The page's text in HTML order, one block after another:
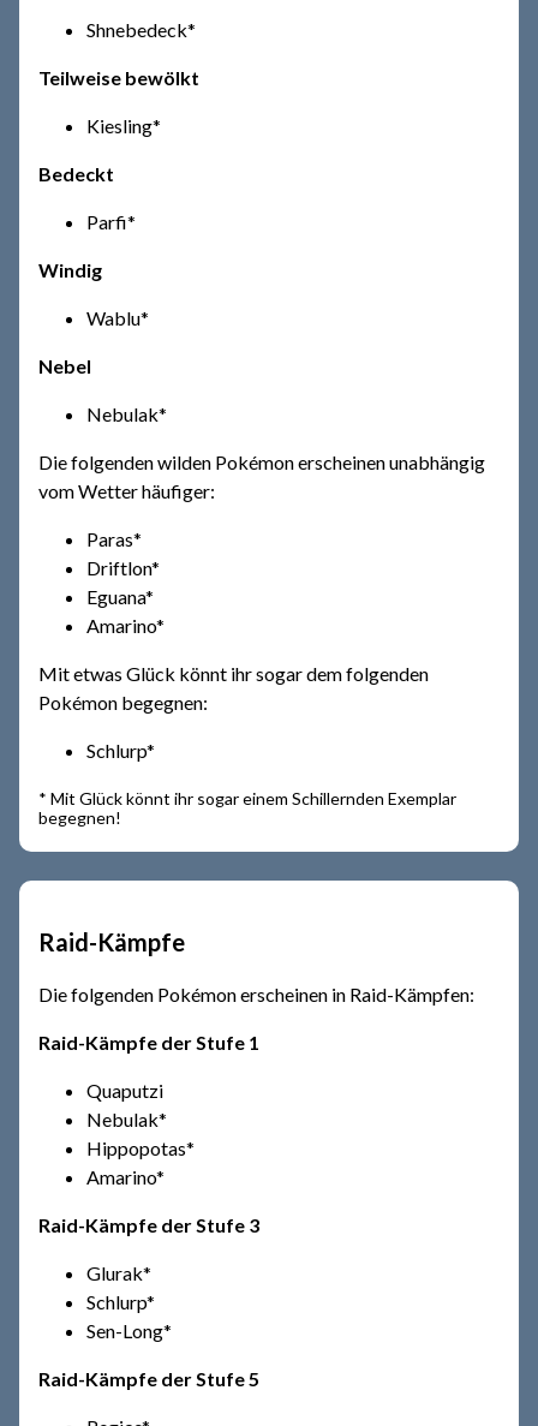
Shnebedeck*
Teilweise bewölkt
Kiesling*
Bedeckt
Parfi*
Windig
Wablu*
Nebel
Nebulak*
Die folgenden wilden Pokémon erscheinen unabhängig
vom Wetter häufiger:
Paras*
Driftlon*
Eguana*
Amarino*
Mit etwas Glück könnt ihr sogar dem folgenden
Pokémon begegnen:
Schlurp*
* Mit Glück könnt ihr sogar einem Schillernden Exemplar
begegnen!
Raid-Kämpfe
Die folgenden Pokémon erscheinen in Raid-Kämpfen:
Raid-Kämpfe der Stufe 1
Quaputzi
Nebulak*
Hippopotas*
Amarino*
Raid-Kämpfe der Stufe 3
Glurak*
Schlurp*
Sen-Long*
Raid-Kämpfe der Stufe 5